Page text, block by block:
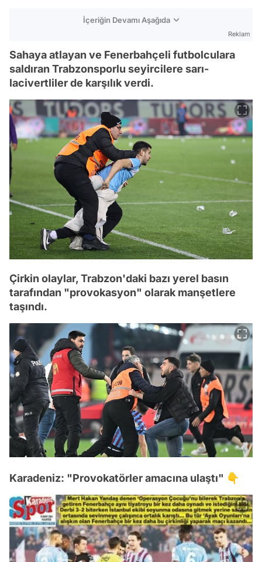
İçeriğin Devamı Aşağıda
Reklam
Sahaya atlayan ve Fenerbahçeli futbolculara
saldıran Trabzonsporlu seyircilere sarı-
lacivertliler de karşılık verdi.
Çirkin olaylar, Trabzon'daki bazı yerel basın
tarafından "provokasyon" olarak manşetlere
taşındı.
Karadeniz: "Provokatörler amacına ulaştı" 👇